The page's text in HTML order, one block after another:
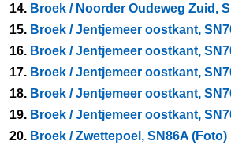
14. Broek / Noorder Oudeweg Zuid,
15. Broek / Jentjemeer oostkant,
16. Broek / Jentjemeer oostkant,
17. Broek / Jentjemeer oostkant,
18. Broek / Jentjemeer oostkant,
19. Broek / Jentjemeer oostkant,
20. Broek / Zwettepoel, SN86A (Foto)